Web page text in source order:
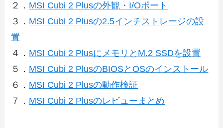
２． MSI Cubi 2 Plusの外観・I/Oポート
３． MSI Cubi 2 Plusの2.5インチストレージの設
置
４． MSI Cubi 2 PlusにメモリとM.2 SSDを設置
５． MSI Cubi 2 PlusのBIOSとOSのインストール
６． MSI Cubi 2 Plusの動作検証
７． MSI Cubi 2 Plusのレビューまとめ